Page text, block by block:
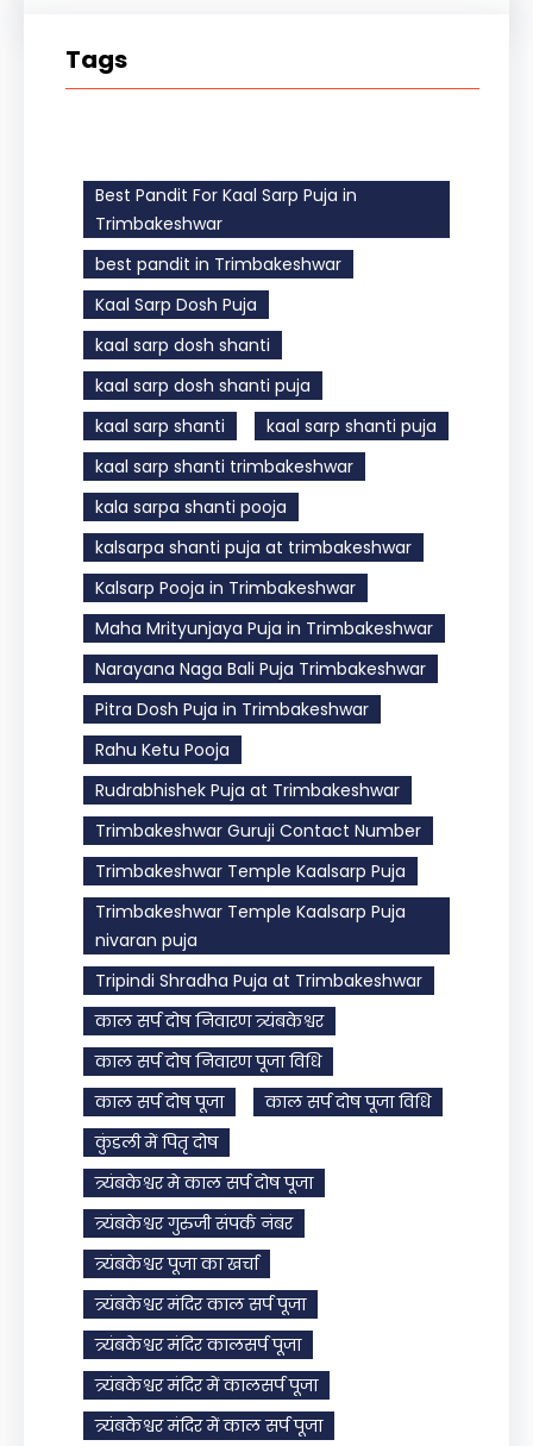
Tags
Best Pandit For Kaal Sarp Puja in
Trimbakeshwar
best pandit in Trimbakeshwar
Kaal Sarp Dosh Puja
kaal sarp dosh shanti
kaal sarp dosh shanti puja
kaal sarp shanti
kaal sarp shanti puja
kaal sarp shanti trimbakeshwar
kala sarpa shanti pooja
kalsarpa shanti puja at trimbakeshwar
Kalsarp Pooja in Trimbakeshwar
Maha Mrityunjaya Puja in Trimbakeshwar
Narayana Naga Bali Puja Trimbakeshwar
Pitra Dosh Puja in Trimbakeshwar
Rahu Ketu Pooja
Rudrabhishek Puja at Trimbakeshwar
Trimbakeshwar Guruji Contact Number
Trimbakeshwar Temple Kaalsarp Puja
Trimbakeshwar Temple Kaalsarp Puja
nivaran puja
Tripindi Shradha Puja at Trimbakeshwar
काल सर्प दोष निवारण त्र्यंबकेश्वर
काल सर्प दोष निवारण पूजा विधि
काल सर्प दोष पूजा
काल सर्प दोष पूजा विधि
कुंडली में पितृ दोष
त्र्यंबकेश्वर मे काल सर्प दोष पूजा
त्र्यंबकेश्वर गुरुजी संपर्क नंबर
त्र्यंबकेश्वर पूजा का खर्चा
त्र्यंबकेश्वर मंदिर काल सर्प पूजा
त्र्यंबकेश्वर मंदिर कालसर्प पूजा
त्र्यंबकेश्वर मंदिर में कालसर्प पूजा
त्र्यंबकेश्वर मंदिर में काल सर्प पूजा